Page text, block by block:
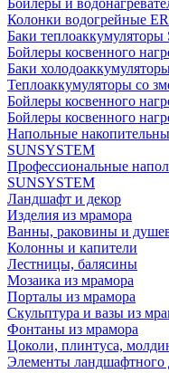
Бойлеры и
Колонки водогрейные
Баки
Бойлеры косвенного
Баки
Теплоаккумуляторы со
Бойлеры косвенного
Бойлеры косвенного
Напольные
SUNSYSTEM
Профессиональные
SUNSYSTEM
Ландшафт и декор
Изделия из мрамора
Ванны, раковины и
Колонны и капители
Лестницы, балясины
Мозаика из мрамора
Порталы из мрамора
Скульптура и вазы из
Фонтаны из мрамора
Цоколи, плинтуса,
Элементы ландшафтного